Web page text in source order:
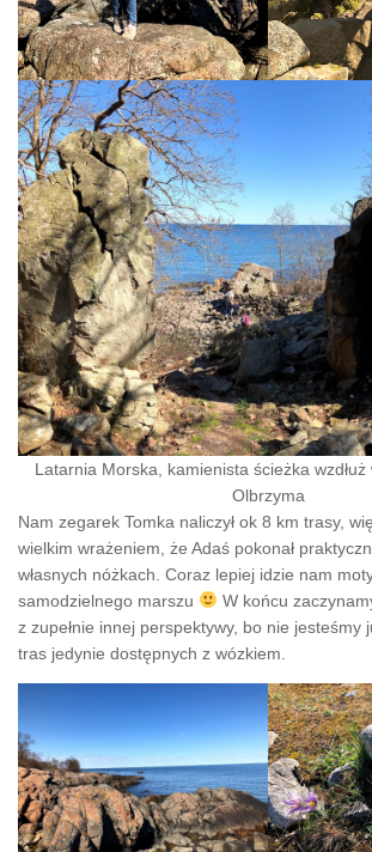
Latarnia Morska, kamienista ścieżka
Olbrzyma
Nam zegarek Tomka naliczył ok 8 km trasy,
wielkim wrażeniem, że Adaś pokonał
własnych nóżkach. Coraz lepiej idzie nam
samodzielnego marszu
W końcu
z zupełnie innej perspektywy, bo nie jesteśmy
tras jedynie dostępnych z wózkiem.